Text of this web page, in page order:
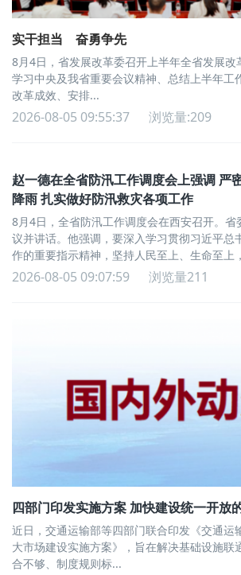
实干担当 奋勇争先
8月4日，省发展改革委召开上半年全省发展改
学习中央及我省重要会议精神、总结上半年工
改革成效、安排...
2026-08-05 09:55:37 浏览量:209
赵一德在全省防汛工作调度会上强调 严
降雨 扎实做好防汛救灾各项工作
8月4日，全省防汛工作调度会在西安召开。省
议并讲话。他强调，要深入学习贯彻习近平总
作的重要指示精神，坚持人民至上、生命至上
维、极限思维，严密有效应对本轮强降雨，扎
2026-08-05 09:07:59 浏览量211
四部门印发实施方案 加快建设统一开放
近日，交通运输部等四部门联合印发《交通运
大市场建设实施方案》，旨在解决基础设施联
合不够、制度规则标...